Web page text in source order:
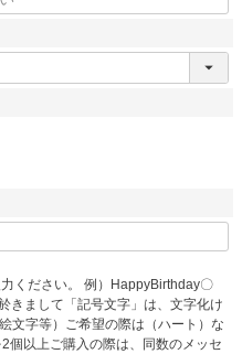
ください。 例）HappyBirthday〇
まして「記号文字」は、文字化け
文字等）ご希望の際は（ハート）な
個以上ご購入の際は、同数のメッセ